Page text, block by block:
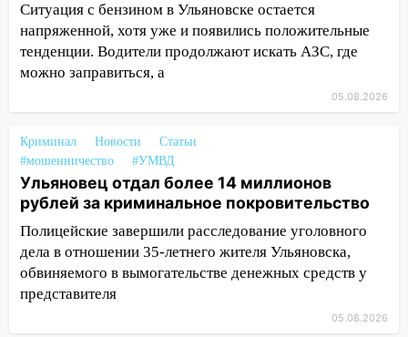
14:08 Пешеход переходил по «зебре»:
подробности серьезной аварии на
Фруктовой
13:00
Водитель без прав врезался в
припаркованный автомобиль
12:37
Переезжал «зебру» на
12:18 Вспыхнул изнутри: в
Железнодорожном районе горела дача
11:33
Ситуация с бензином в Ульяновске остается
напряженной, хотя уже и появились положительные
тенденции. Водители продолжают искать АЗС, где
можно заправиться, а
05.08.2026
Криминал Новости
Статьи
#мошенничество
#УМВД
Ульяновец отдал более 14 миллионов
рублей за криминальное покровительство
Полицейские завершили расследование уголовного
дела в отношении 35-летнего жителя Ульяновска,
обвиняемого в вымогательстве денежных средств у
представителя
05.08.2026